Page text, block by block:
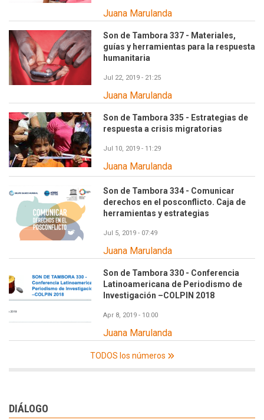
Juana Marulanda
Son de Tambora 337 - Materiales,
guías y herramientas para la respuesta
humanitaria
Jul 22, 2019 - 21:25
Juana Marulanda
Son de Tambora 335 - Estrategias de
respuesta a crisis migratorias
Jul 10, 2019 - 11:29
Juana Marulanda
Son de Tambora 334 - Comunicar
derechos en el posconflicto. Caja de
herramientas y estrategias
Jul 5, 2019 - 07:49
Juana Marulanda
Son de Tambora 330 - Conferencia
Latinoamericana de Periodismo de
Investigación –COLPIN 2018
Apr 8, 2019 - 10:00
Juana Marulanda
TODOS los números
DIÁLOGO